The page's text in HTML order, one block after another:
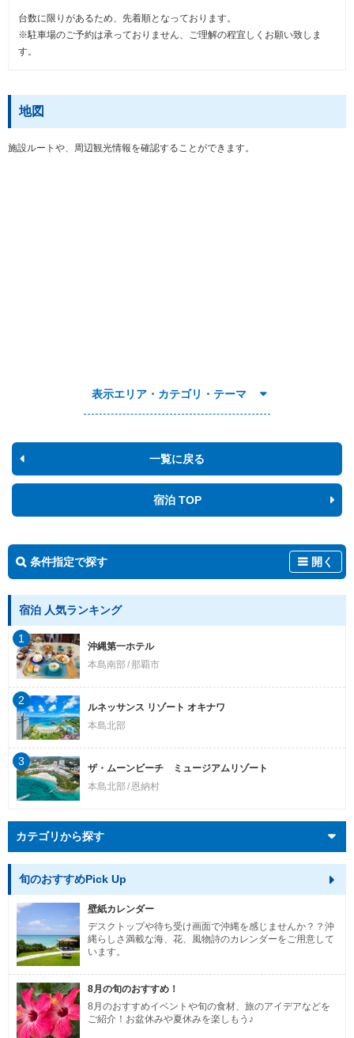
台数に限りがあるため、先着順となっております。
※駐車場のご予約は承っておりません、ご理解の程宜しくお願い致しま
す。
地図
施設ルートや、周辺観光情報を確認することができます。
表示エリア・カテゴリ・テーマ
一覧に戻る
宿泊 TOP
条件指定で探す 開く
宿泊 人気ランキング
沖縄第一ホテル
本島南部
那覇市
1
ルネッサンス リゾート オキナワ
本島北部
2
ザ・ムーンビーチ ミュージアムリゾート
本島北部 恩納村
3
カテゴリから探す
旬のおすすめPick Up
壁紙カレンダー
デスクトップや待ち受け画面で沖縄を感じませんか？？沖
縄らしさ満載な海、花、風物詩のカレンダーをご用意して
います。
8月の旬のおすすめ！
8月のおすすめイベントや旬の食材、旅のアイデアなどを
ご紹介！お盆休みや夏休みを楽しもう♪